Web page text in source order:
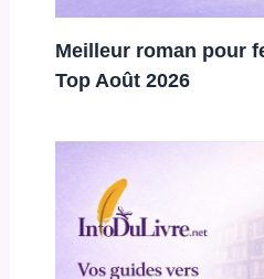
Meilleur roman pour
Top Août 2026